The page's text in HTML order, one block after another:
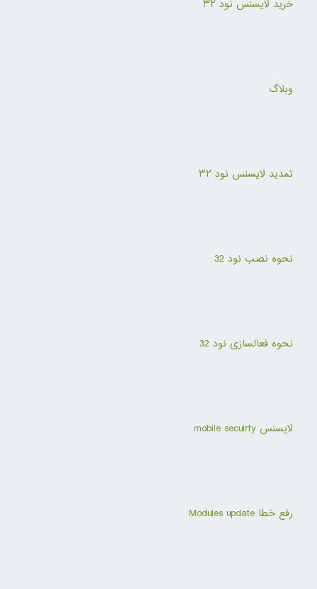
خرید لایسنس نود ۳۲
وبلاگ
تمدید لایسنس نود ۳۲
نحوه نصب نود 32
نحوه فعالسازی نود 32
لایسنس mobile secuirty
رفع خطا Modules update